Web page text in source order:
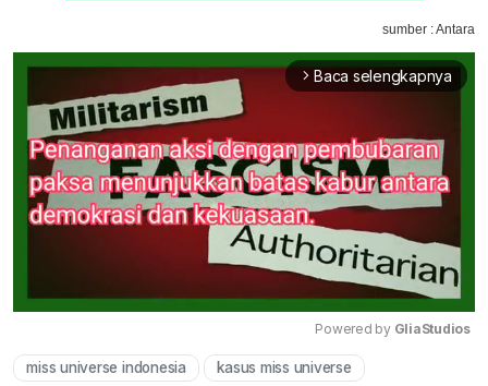
sumber : Antara
arrow_forward_ios Baca selengkapnya
Powered by GliaStudios
miss universe indonesia kasus miss universe